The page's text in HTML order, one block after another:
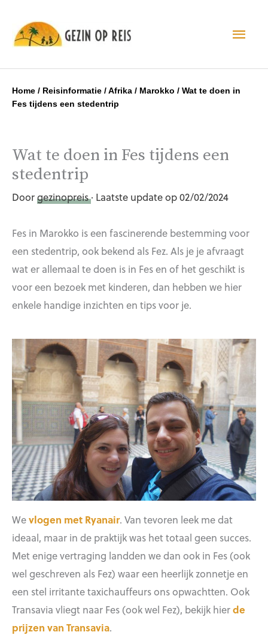
Home / Reisinformatie / Afrika / Marokko / Wat te doen in
Fes tijdens een stedentrip
Wat te doen in Fes tijdens een
stedentrip
Doorgezinopreis· Laatste update op 02/02/2024
Fes in Marokko is een fascinerende bestemming voor
een stedentrip, ook bekend als Fez. Als je je afvraagt
wat er allemaal te doen is in Fes en of het geschikt is
voor een bezoek met kinderen, dan hebben we hier
enkele handige inzichten en tips voor je.
Wevlogen met Ryanair. Van tevoren leek me dat
ideaal, maar in de praktijk was het totaal geen succes.
Met enige vertraging landden we dan ook in Fes (ook
wel geschreven als Fez) waar een heerlijk zonnetje en
een stel irritante taxichauffeurs ons opwachtten. Ook
Transavia vliegt naar Fes (ook wel Fez), bekijk hierde
prijzen van Transavia.